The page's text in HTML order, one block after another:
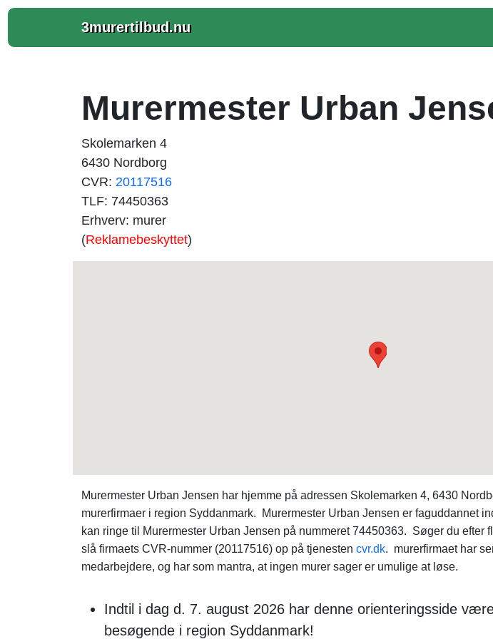
3murertilbud.nu
Murermester Urban
Skolemarken 4
6430 Nordborg
CVR: 20117516
TLF: 74450363
Erhverv: murer
(Reklamebeskyttet)
Murermester Urban Jensen har hjemme på adressen Skolemarken 4, 6430
murerfirmaer i region Syddanmark. Murermester Urban Jensen er faguddannet
kan ringe til Murermester Urban Jensen på nummeret 74450363. Søger du efter
slå firmaets CVR-nummer (20117516) op på tjenesten cvr.dk. murerfirmaet har
medarbejdere, og har som mantra, at ingen murer sager er umulige at løse.
Indtil i dag d. 7. august 2026 har denne orienteringsside
besøgende i region Syddanmark!